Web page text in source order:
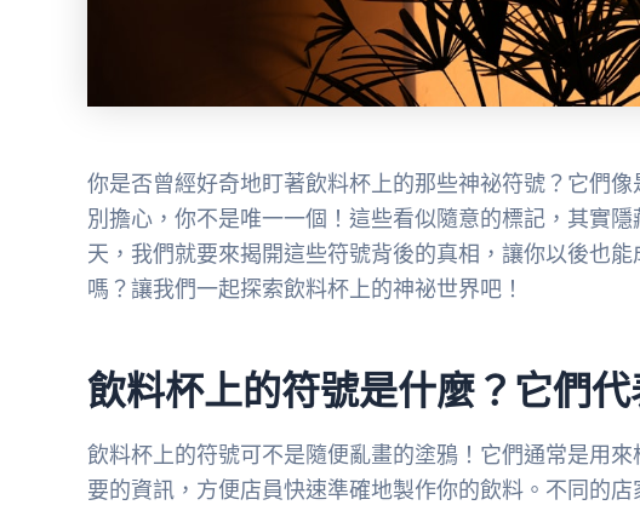
你是否曾經好奇地盯著飲料杯上的那些神祕符號？它們
別擔心，你不是唯一一個！這些看似隨意的標記，其實
天，我們就要來揭開這些符號背後的真相，讓你以後也
嗎？讓我們一起探索飲料杯上的神祕世界吧！
飲料杯上的符號是什麼？它們代
飲料杯上的符號可不是隨便亂畫的塗鴉！它們通常是用
要的資訊，方便店員快速準確地製作你的飲料。不同的